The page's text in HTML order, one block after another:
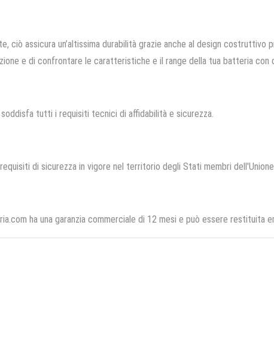
assicura un’altissima durabilità grazie anche al design costruttivo
e di confrontare le caratteristiche e il range della tua batteria con
tutti i requisiti tecnici di affidabilità e sicurezza.
di sicurezza in vigore nel territorio degli Stati membri dell'Unione
ha una garanzia commerciale di 12 mesi e può essere restituita